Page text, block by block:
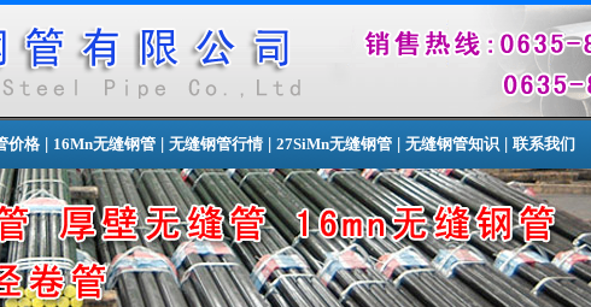
价格| 16Mn无缝钢管| 无缝钢管行情| 27SiMn无缝钢管| 无缝钢管知识 | 联系我们